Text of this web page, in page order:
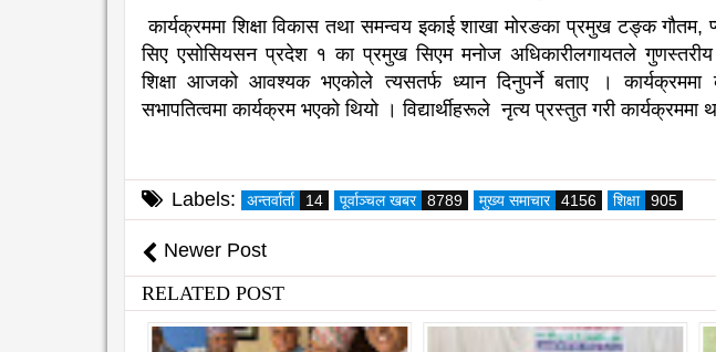
कार्यक्रममा शिक्षा विकास तथा समन्वय इकाई शाखा मोरङका प्रमुख टङ्क गौतम,
सिए एसोसियसन प्रदेश १ का प्रमुख सिएम मनोज अधिकारीलगायतले गुणस्तरीय
शिक्षा आजको आवश्यक भएकोले त्यसतर्फ ध्यान दिनुपर्ने बताए ।
सभापतित्वमा कार्यक्रम भएको थियो । विद्यार्थीहरूले नृत्य प्रस्तुत गरी कार्यक्रममा
Labels: अन्तर्वार्ता 14 पूर्वाञ्चल खबर 8789 मुख्य समाचार 4156 शिक्षा 905
Newer Post
RELATED POST